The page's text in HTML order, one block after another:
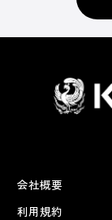
会社概要
利用規約